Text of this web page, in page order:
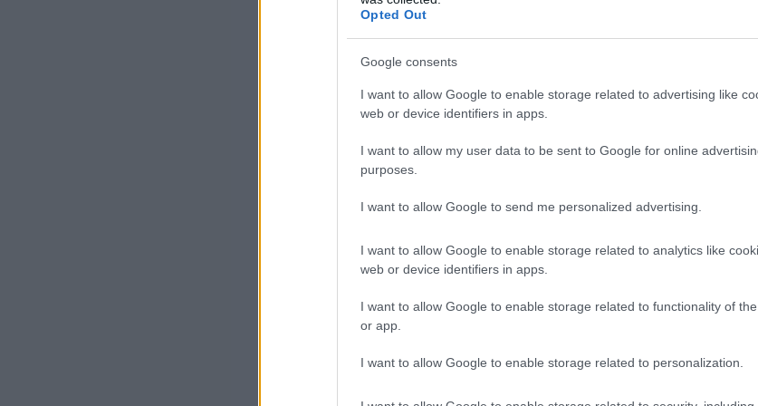
Opted Out
Google consents
I want to allow Google to enable storage related to advertising like
web or device identifiers in apps.
I want to allow my user data to be sent to Google for online
purposes.
I want to allow Google to send me personalized advertising.
I want to allow Google to enable storage related to analytics like
web or device identifiers in apps.
I want to allow Google to enable storage related to functionality of
or app.
I want to allow Google to enable storage related to personalization.
A döntés részletei
Az új korlátozások szerint „bürokratikus”
amerikai vállalatok által Izraelbe értékesített
rendelkező processzorok, például a
behozatalához is. A gyakorlatban minden
amerikai chipóriások, például az Nvidia vagy
mesterséges intelligencia fejlesztésére
amerikai szabályozó hatóságtól.
„Az ország számítási